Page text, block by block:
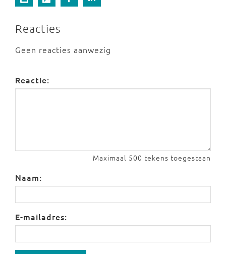
Reacties
Geen reacties aanwezig
Reactie:
Maximaal 500 tekens toegestaan
Naam:
E-mailadres: